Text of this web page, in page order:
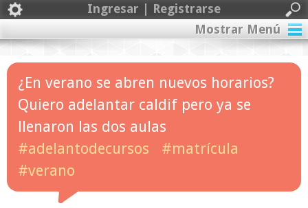
Ingresar | Registrarse
Mostrar Menú
¿En verano se abren nuevos horarios?
Quiero adelantar caldif pero ya se
llenaron las dos aulas
#adelantodecursos
#matrícula
#verano